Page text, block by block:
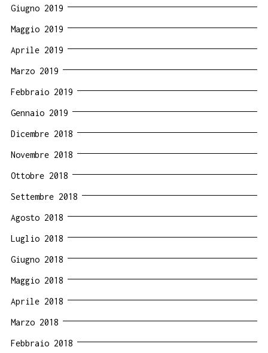
Giugno 2019
Maggio 2019
Aprile 2019
Marzo 2019
Febbraio 2019
Gennaio 2019
Dicembre 2018
Novembre 2018
Ottobre 2018
Settembre 2018
Agosto 2018
Luglio 2018
Giugno 2018
Maggio 2018
Aprile 2018
Marzo 2018
Febbraio 2018